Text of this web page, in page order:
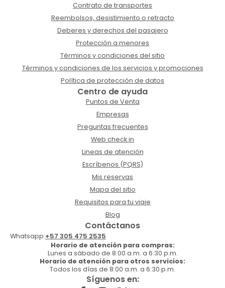
Contrato de transportes
Reembolsos, desistimiento o retracto
Deberes y derechos del pasajero
Protección a menores
Términos y condiciones del sitio
Términos y condiciones de los servicios y promociones
Política de protección de datos
Centro de ayuda
Puntos de Venta
Empresas
Preguntas frecuentes
Web check in
Lineas de atención
Escríbenos (PQRS)
Mis reservas
Mapa del sitio
Requisitos para tu viaje
Blog
Contáctanos
Whatsapp:+57 305 475 2535
Horario de atención para compras:
Lunes a sábado de 8:00 a.m. a 6:30 p.m.
Horario de atención para otros servicios:
Todos los días de 8:00 a.m. a 6:30 p.m.
Síguenos en: